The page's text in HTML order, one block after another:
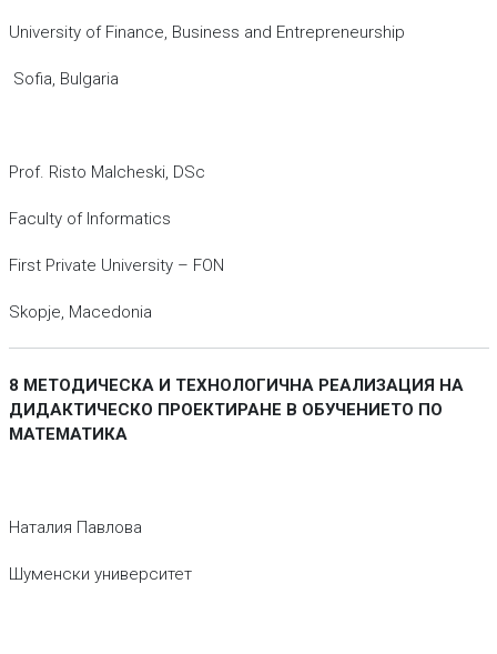
University of Finance, Business and Entrepreneurship
Sofia, Bulgaria
Prof. Risto Malcheski, DSc
Faculty of Informatics
First Private University – FON
Skopje, Macedonia
8 МЕТОДИЧЕСКА И ТЕХНОЛОГИЧНА РЕАЛИЗАЦИЯ НА
ДИДАКТИЧЕСКО ПРОЕКТИРАНЕ В ОБУЧЕНИЕТО ПО
МАТЕМАТИКА
Наталия Павлова
Шуменски университет